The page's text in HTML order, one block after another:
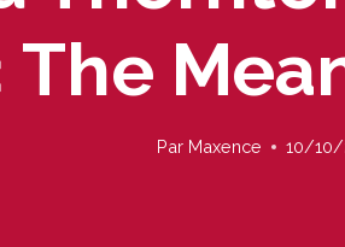
The
Par Maxence 10/10/